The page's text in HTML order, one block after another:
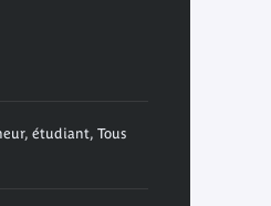
étudiant, Tous